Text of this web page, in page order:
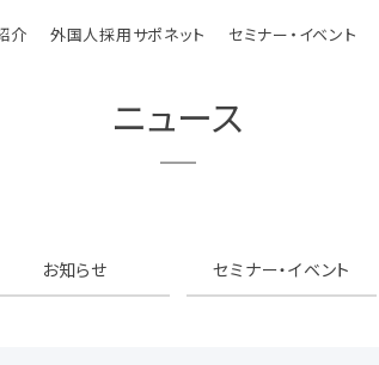
介 外国人採用サポネット セミナー・イベント
ニュース
お知らせ セミナー・イベント